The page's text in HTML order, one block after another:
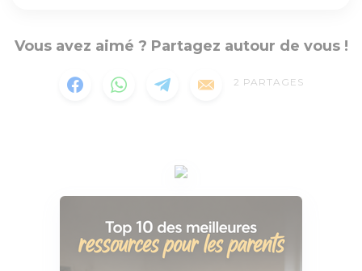
Vous avez aimé ? Partagez autour de vous !
2 PARTAGES